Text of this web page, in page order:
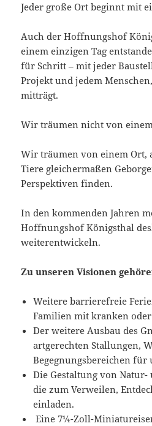
Jeder große Ort beginnt mit
Auch der Hoffnungshof
einem einzigen Tag
für Schritt – mit jeder
Projekt und jedem
mitträgt.
Wir träumen nicht von
Wir träumen von einem Ort,
Tiere gleichermaßen
Perspektiven finden.
In den kommenden Jahren
Hoffnungshof Königsthal
weiterentwickeln.
Zu unseren Visionen
Weitere barrierefreie
Familien mit kranken
Der weitere Ausbau des
artgerechten Stallungen,
Begegnungsbereichen für
Die Gestaltung von
die zum Verweilen,
einladen.
Eine 7¼-Zoll-